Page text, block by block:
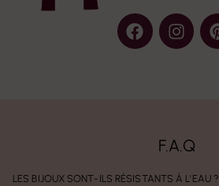
F.A.Q
LES BIJOUX SONT-ILS RÉSISTANTS À L'EAU ?